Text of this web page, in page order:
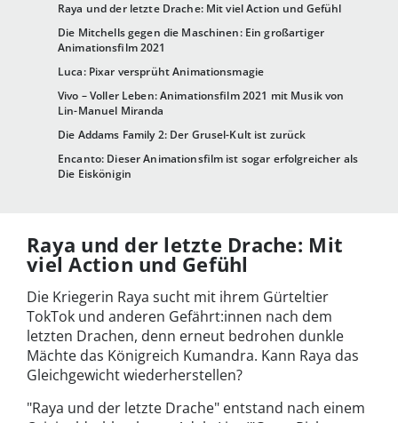
Raya und der letzte Drache: Mit viel Action und Gefühl
Die Mitchells gegen die Maschinen: Ein großartiger
Animationsfilm 2021
Luca: Pixar versprüht Animationsmagie
Vivo – Voller Leben: Animationsfilm 2021 mit Musik von
Lin-Manuel Miranda
Die Addams Family 2: Der Grusel-Kult ist zurück
Encanto: Dieser Animationsfilm ist sogar erfolgreicher als
Die Eiskönigin
Raya und der letzte Drache: Mit
viel Action und Gefühl
Die Kriegerin Raya sucht mit ihrem Gürteltier
TokTok und anderen Gefährt:innen nach dem
letzten Drachen, denn erneut bedrohen dunkle
Mächte das Königreich Kumandra. Kann Raya das
Gleichgewicht wiederherstellen?
"Raya und der letzte Drache" entstand nach einem